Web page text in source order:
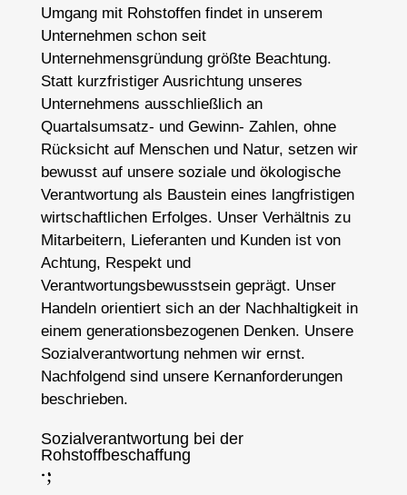
Umgang mit Rohstoffen findet in unserem
Unternehmen schon seit
Unternehmensgründung größte Beachtung.
Statt kurzfristiger Ausrichtung unseres
Unternehmens ausschließlich an
Quartalsumsatz- und Gewinn- Zahlen, ohne
Rücksicht auf Menschen und Natur, setzen wir
bewusst auf unsere soziale und ökologische
Verantwortung als Baustein eines langfristigen
wirtschaftlichen Erfolges. Unser Verhältnis zu
Mitarbeitern, Lieferanten und Kunden ist von
Achtung, Respekt und
Verantwortungsbewusstsein geprägt. Unser
Handeln orientiert sich an der Nachhaltigkeit in
einem generationsbezogenen Denken. Unsere
Sozialverantwortung nehmen wir ernst.
Nachfolgend sind unsere Kernanforderungen
beschrieben.
Sozialverantwortung bei der
Rohstoffbeschaffung
:
;